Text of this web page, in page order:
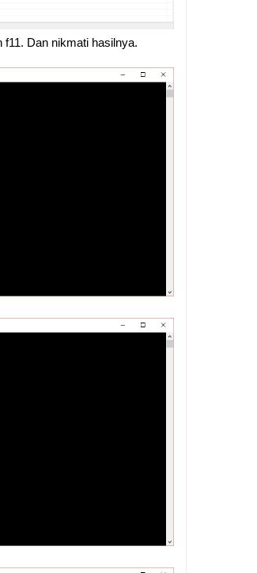
Dan nikmati hasilnya.